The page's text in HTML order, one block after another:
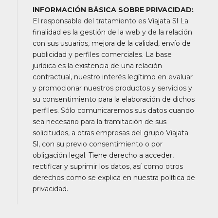
recorrido.
Nos reservamos el derecho de alterar los horarios de
los itinerarios detallados (bien para adaptarlos a la
época del año o cuando el guía lo considere
necesario) y en circunstancias excepcionales, los
puntos visitados o el orden de las visitas (averías,
retrasos por densidad de tráfico o climatológicos,
periodos o situaciones extremadamente
complicados). En la mayoría de las ocasiones estos
cambios de itinerario son previamente avisados y
dicha información aparece en las observaciones de su
bono.
Recomendamos a nuestros pasajeros leer con
atención los itinerarios detallados y toda la
información descrita en la página web de nuestro
proveedor de servicios (la cual se les indicará una vez
abonado la totalidad de su viaje) y en su página "Mi
INFORMACIÓN BÁSICA SOBRE PRIVACIDAD:
El responsable del tratamiento es Viajata Sl La
finalidad es la gestión de la web y de la relación
con sus usuarios, mejora de la calidad, envío de
publicidad y perfiles comerciales. La base
jurídica es la existencia de una relación
contractual, nuestro interés legítimo en evaluar
y promocionar nuestros productos y servicios y
su consentimiento para la elaboración de dichos
perfiles. Sólo comunicaremos sus datos cuando
sea necesario para la tramitación de sus
solicitudes, a otras empresas del grupo Viajata
Sl, con su previo consentimiento o por
obligación legal. Tiene derecho a acceder,
rectificar y suprimir los datos, así como otros
derechos como se explica en nuestra política de
privacidad.